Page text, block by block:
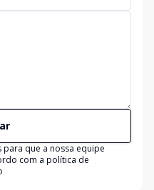
que a nossa equipe
com a política de